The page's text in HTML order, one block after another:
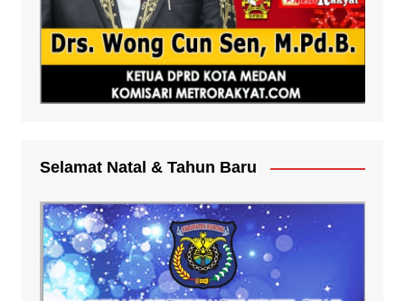
Selamat Natal & Tahun Baru